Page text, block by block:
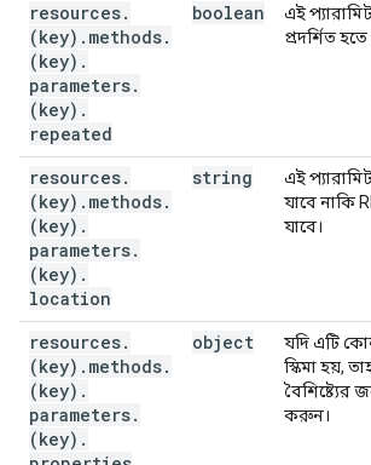
resources.
(key) . methods.
(key) .
parameters.
(key) .
repeated
boolean
এই
প্রদর্শিত
resources.
(key) . methods.
(key) .
parameters.
(key) .
location
string
এই
যাবে নাকি
যাবে।
resources.
(key) . methods.
(key) .
parameters.
(key) .
object
যদি এটি
স্কিমা হয়,
বৈশিষ্ট্যের
করুন।